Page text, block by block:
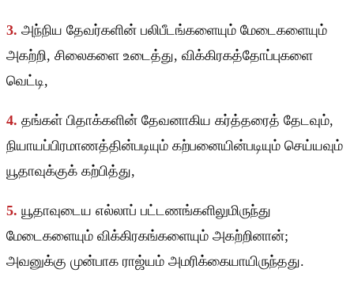
3. அந்நிய தேவர்களின் பலிபீடங்களையும் மேடைகளையும்
அகற்றி, சிலைகளை உடைத்து, விக்கிரகத்தோப்புகளை
வெட்டி,
4. தங்கள் பிதாக்களின் தேவனாகிய கர்த்தரைத் தேடவும்,
நியாயப்பிரமாணத்தின்படியும் கற்பனையின்படியும் செய்யவும்
யூதாவுக்குக் கற்பித்து,
5. யூதாவுடைய எல்லாப் பட்டணங்களிலுமிருந்து
மேடைகளையும் விக்கிரகங்களையும் அகற்றினான்;
அவனுக்கு முன்பாக ராஜ்யம் அமரிக்கையாயிருந்தது.